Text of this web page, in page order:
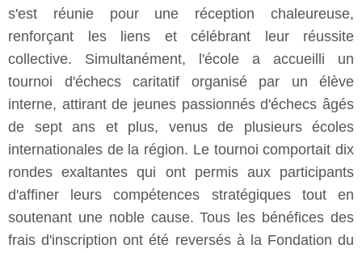
s'est réunie pour une réception chaleureuse,
renforçant les liens et célébrant leur réussite
collective. Simultanément, l'école a accueilli un
tournoi d'échecs caritatif organisé par un élève
interne, attirant de jeunes passionnés d'échecs âgés
de sept ans et plus, venus de plusieurs écoles
internationales de la région. Le tournoi comportait dix
rondes exaltantes qui ont permis aux participants
d'affiner leurs compétences stratégiques tout en
soutenant une noble cause. Tous les bénéfices des
frais d'inscription ont été reversés à la Fondation du